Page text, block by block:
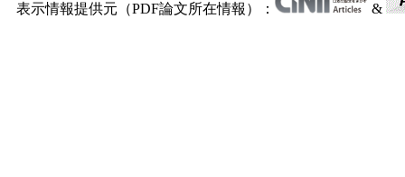
表示情報提供元（PDF論文所在情報）： &